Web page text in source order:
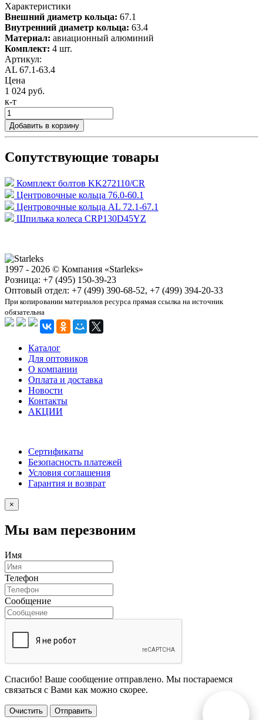
Характеристики
Внешний диаметр кольца: 67.1
Внутренний диаметр кольца: 63.4
Материал: авиационный алюминий
Комплект: 4 шт.
Артикул:
AL 67.1-63.4
Цена
1 024 руб.
к-т
Добавить в корзину
Сопутствующие товары
Комплект болтов KK272110/CR
Центровочные кольца 76.0-60.1
Центровочные кольца AL 72.1-67.1
Шпилька колеса CRP130D45YZ
1997 - 2026 © Компания «Starleks»
Розница: +7 (495) 150-39-23
Оптовый отдел: +7 (499) 390-68-52, +7 (499) 394-20-33
При копировании материалов ресурса прямая ссылка на источник
обязательна
Каталог
Для оптовиков
О компании
Оплата и доставка
Новости
Контакты
АКЦИИ
Сертификаты
Безопасность платежей
Условия соглашения
Гарантия и возврат
×
Мы вам перезвоним
Имя
Телефон
Сообщение
Спасибо! Ваше сообщение отправлено. Мы постараемся
связаться с Вами как можно скорее.
Очистить Отправить